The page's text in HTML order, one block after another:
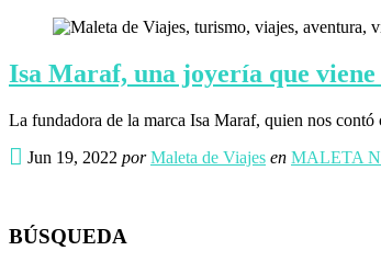
Isa Maraf, una joyería que
La fundadora de la marca Isa Maraf, quien nos
Jun 19, 2022 por Maleta de Viajes en MALETA
BÚSQUEDA